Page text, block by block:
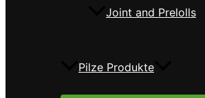
Joint and Prelolls
Pilze Produkte